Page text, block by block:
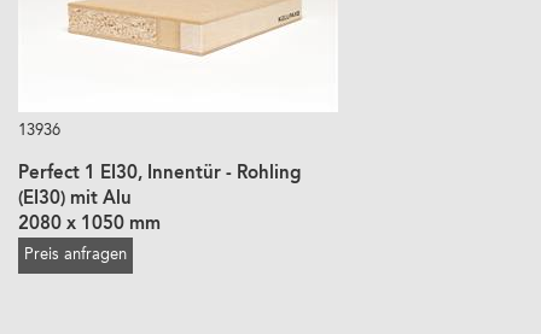
13936
Perfect 1 EI30, Innentür - Rohling
(EI30) mit Alu
2080 x 1050 mm
Preis anfragen